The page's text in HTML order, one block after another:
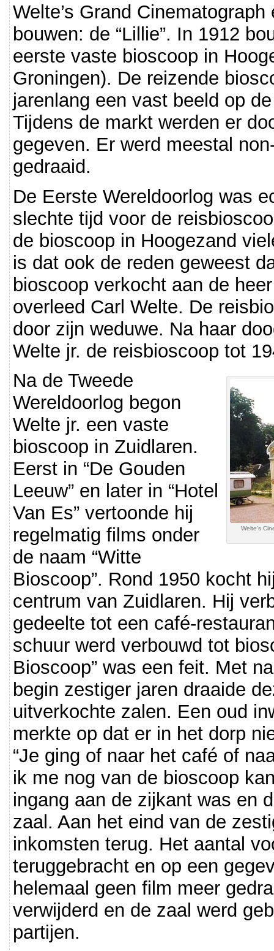
Welte’s Grand
bouwen: de “Lillie”. In 1912
eerste vaste bioscoop in
Groningen). De reizende
jarenlang een vast beeld op
Tijdens de markt werden er
gegeven. Er werd meestal
gedraaid.
De Eerste Wereldoorlog was
slechte tijd voor de
de bioscoop in Hoogezand
is dat ook de reden geweest
bioscoop verkocht aan de
overleed Carl Welte. De
door zijn weduwe. Na haar
Welte jr. de reisbioscoop tot
Welte’s
Na de Tweede
Wereldoorlog begon
Welte jr. een vaste
bioscoop in Zuidlaren.
Eerst in “De Gouden
Leeuw” en later in “Hotel
Van Es” vertoonde hij
regelmatig films onder
de naam “Witte
Bioscoop”. Rond 1950 kocht
centrum van Zuidlaren. Hij
gedeelte tot een café-
schuur werd verbouwd tot
Bioscoop” was een feit. Met
begin zestiger jaren draaide
uitverkochte zalen. Een oud
merkte op dat er in het dorp
“Je ging of naar het café of
ik me nog van de bioscoop
ingang aan de zijkant was en
zaal. Aan het eind van de
inkomsten terug. Het aantal
teruggebracht en op een
helemaal geen film meer
verwijderd en de zaal werd
partijen.